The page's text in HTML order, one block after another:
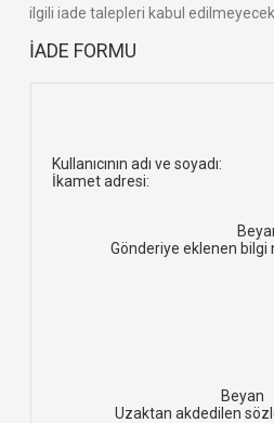
ilgili iade talepleri kabul
İADE FORMU
Kullanıcının adı ve soyadı:
İkamet adresi:
Gönderiye eklenen bilgi
Beyan
Uzaktan akdedilen